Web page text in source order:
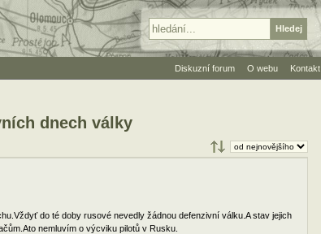
dnech války
do té doby rusové nevedly žádnou defenzivní válku.A stav jejich
nemluvím o výcviku pilotů v Rusku.
Diskuzní forum O webu Kontakt